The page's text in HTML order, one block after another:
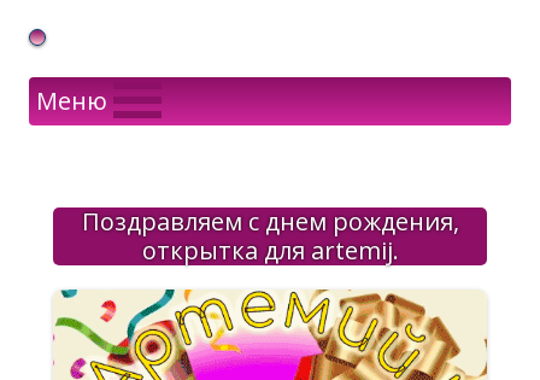
Gif Открытки в подарок
Меню
Поздравляем с днем рождения,
открытка для artemij.